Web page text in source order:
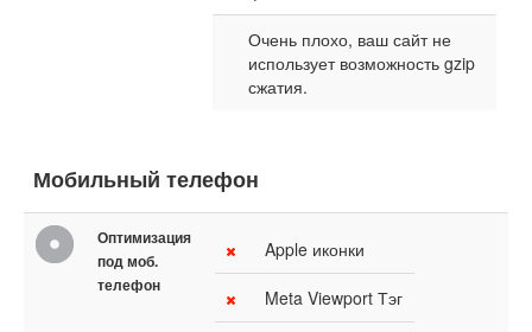
Очень плохо, ваш сайт не
использует возможность gzip
сжатия.
Мобильный телефон
Оптимизация
под моб.
телефон
Apple иконки
Meta Viewport Тэг